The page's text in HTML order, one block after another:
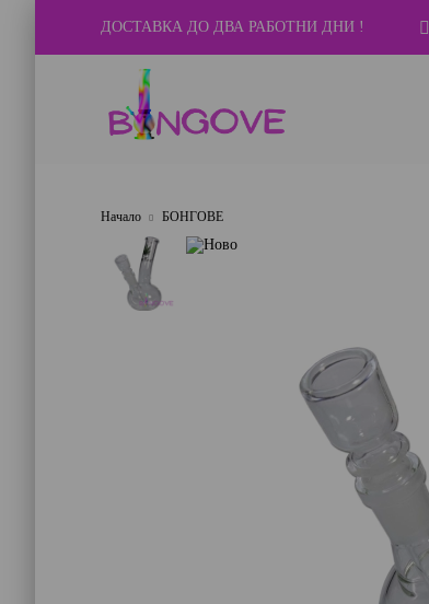
ДОСТАВКА ДО ДВА РАБОТНИ ДНИ !
Начало БОНГОВЕ